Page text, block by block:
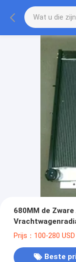
680MM de
Prijs：100-280
Beste